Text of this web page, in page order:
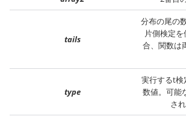
tails
分布の尾の
片側検定
合、関数は
type
実行するt検
数値。可能
さ